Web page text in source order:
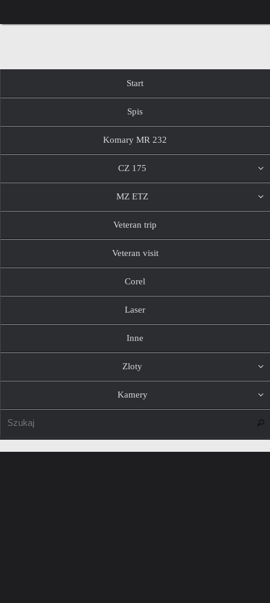
do
treści
Start
Spis
Komary MR 232
CZ 175
MZ ETZ
Veteran trip
Veteran visit
Corel
Laser
Inne
Zloty
Kamery